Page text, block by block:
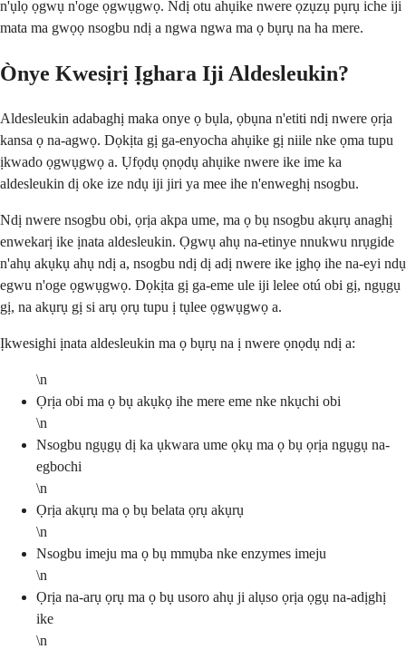
n'ụlọ ọgwụ n'oge ọgwụgwọ. Ndị otu ahụike nwere ọzụzụ pụrụ iche iji
mata ma gwọọ nsogbu ndị a ngwa ngwa ma ọ bụrụ na ha mere.
Ònye Kwesịrị Ịghara Iji Aldesleukin?
Aldesleukin adabaghị maka onye ọ bụla, ọbụna n'etiti ndị nwere ọrịa
kansa ọ na-agwọ. Dọkịta gị ga-enyocha ahụike gị niile nke ọma tupu
ịkwado ọgwụgwọ a. Ụfọdụ ọnọdụ ahụike nwere ike ime ka
aldesleukin dị oke ize ndụ iji jiri ya mee ihe n'enweghị nsogbu.
Ndị nwere nsogbu obi, ọrịa akpa ume, ma ọ bụ nsogbu akụrụ anaghị
enwekarị ike ịnata aldesleukin. Ọgwụ ahụ na-etinye nnukwu nrụgide
n'ahụ akụkụ ahụ ndị a, nsogbu ndị dị adị nwere ike ịghọ ihe na-eyi ndụ
egwu n'oge ọgwụgwọ. Dọkịta gị ga-eme ule iji lelee otú obi gị, ngụgụ
gị, na akụrụ gị si arụ ọrụ tupu ị tụlee ọgwụgwọ a.
Ịkwesighi ịnata aldesleukin ma ọ bụrụ na ị nwere ọnọdụ ndị a:
\n
Ọrịa obi ma ọ bụ akụkọ ihe mere eme nke nkụchi obi
\n
Nsogbu ngụgụ dị ka ụkwara ume ọkụ ma ọ bụ ọrịa ngụgụ na-
egbochi
\n
Ọrịa akụrụ ma ọ bụ belata ọrụ akụrụ
\n
Nsogbu imeju ma ọ bụ mmụba nke enzymes imeju
\n
Ọrịa na-arụ ọrụ ma ọ bụ usoro ahụ ji alụso ọrịa ọgụ na-adịghị
ike
\n